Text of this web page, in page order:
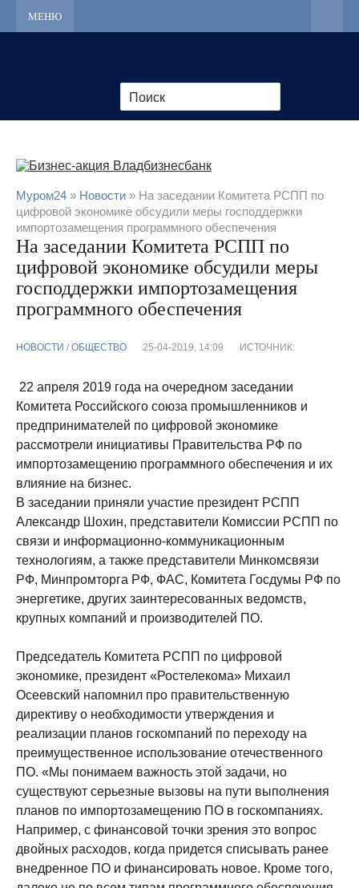
МЕНЮ
Муром24 » Новости » На заседании Комитета РСПП по
цифровой экономике обсудили меры господдержки
импортозамещения программного обеспечения
На заседании Комитета РСПП по
цифровой экономике обсудили меры
господдержки импортозамещения
программного обеспечения
НОВОСТИ / ОБЩЕСТВО 25-04-2019, 14:09 ИСТОЧНИК:
22 апреля 2019 года на очередном заседании
Комитета Российского союза промышленников и
предпринимателей по цифровой экономике
рассмотрели инициативы Правительства РФ по
импортозамещению программного обеспечения и их
влияние на бизнес.
В заседании приняли участие президент РСПП
Александр Шохин, представители Комиссии РСПП по
связи и информационно-коммуникационным
технологиям, а также представители Минкомсвязи
РФ, Минпромторга РФ, ФАС, Комитета Госдумы РФ по
энергетике, других заинтересованных ведомств,
крупных компаний и производителей ПО.
Председатель Комитета РСПП по цифровой
экономике, президент «Ростелекома» Михаил
Осеевский напомнил про правительственную
директиву о необходимости утверждения и
реализации планов госкомпаний по переходу на
преимущественное использование отечественного
ПО. «Мы понимаем важность этой задачи, но
существуют серьезные вызовы на пути выполнения
планов по импортозамещению ПО в госкомпаниях.
Например, с финансовой точки зрения это вопрос
двойных расходов, когда придется списывать ранее
внедренное ПО и финансировать новое. Кроме того,